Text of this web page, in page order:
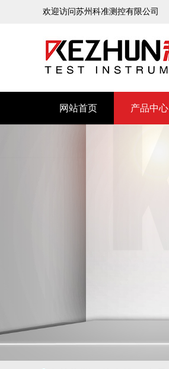
欢迎访问苏州科准测控有限公司
网站首页 产品中心